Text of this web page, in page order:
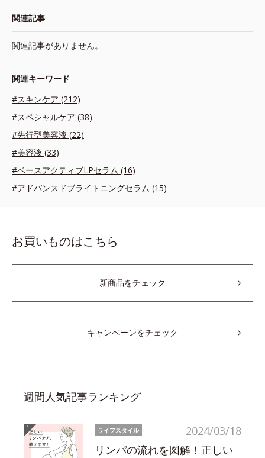
関連記事
関連記事がありません。
関連キーワード
#スキンケア (212)
#スペシャルケア (38)
#先行型美容液 (22)
#美容液 (33)
#ベースアクティブLPセラム (16)
#アドバンスドブライトニングセラム (15)
お買いものはこちら
新商品をチェック
キャンペーンをチェック
週間人気記事ランキング
2024/03/18
ライフスタイル
リンパの流れを図解！正しい